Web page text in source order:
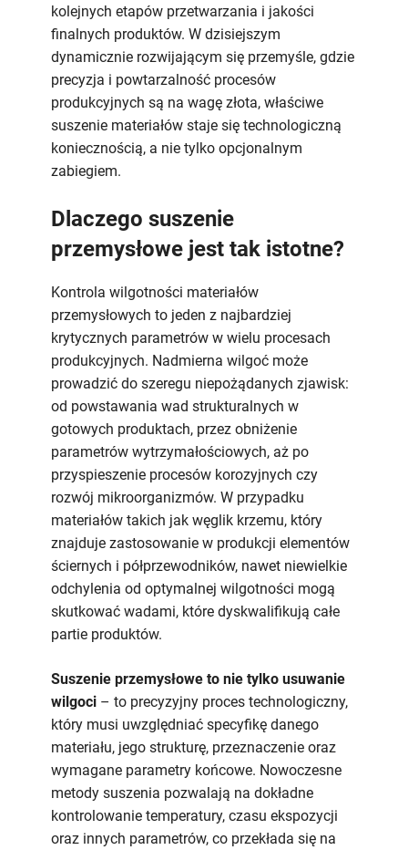
kolejnych etapów przetwarzania i jakości
finalnych produktów. W dzisiejszym
dynamicznie rozwijającym się przemyśle, gdzie
precyzja i powtarzalność procesów
produkcyjnych są na wagę złota, właściwe
suszenie materiałów staje się technologiczną
koniecznością, a nie tylko opcjonalnym
zabiegiem.
Dlaczego suszenie
przemysłowe jest tak istotne?
Kontrola wilgotności materiałów
przemysłowych to jeden z najbardziej
krytycznych parametrów w wielu procesach
produkcyjnych. Nadmierna wilgoć może
prowadzić do szeregu niepożądanych zjawisk:
od powstawania wad strukturalnych w
gotowych produktach, przez obniżenie
parametrów wytrzymałościowych, aż po
przyspieszenie procesów korozyjnych czy
rozwój mikroorganizmów. W przypadku
materiałów takich jak węglik krzemu, który
znajduje zastosowanie w produkcji elementów
ściernych i półprzewodników, nawet niewielkie
odchylenia od optymalnej wilgotności mogą
skutkować wadami, które dyskwalifikują całe
partie produktów.
Suszenie przemysłowe to nie tylko usuwanie
wilgoci – to precyzyjny proces technologiczny,
który musi uwzględniać specyfikę danego
materiału, jego strukturę, przeznaczenie oraz
wymagane parametry końcowe. Nowoczesne
metody suszenia pozwalają na dokładne
kontrolowanie temperatury, czasu ekspozycji
oraz innych parametrów, co przekłada się na